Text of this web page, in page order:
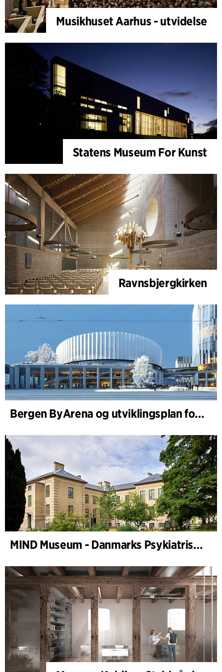
Musikhuset Aarhus - utvidelse
Statens Museum For Kunst
Ravnsbjergkirken
Bergen ByArena og utviklingsplan for Nygårdstangen
MIND Museum - Danmarks Psykiatriske Museum